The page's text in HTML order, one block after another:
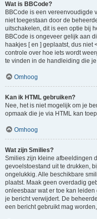
Wat is BBCode?
BBCode is een vereenvoudigde
niet toegestaan door de
uitschakelen, dit is een optie bij
BBCode is ongeveer gelijk aan
haakjes [ en ] geplaatst, dus niet
controle over hoe iets wordt
te vinden in de handleiding die
Omhoog
Kan ik HTML gebruiken?
Nee, het is niet mogelijk om je
opmaak die je via HTML kan
Omhoog
Wat zijn Smilies?
Smilies zijn kleine afbeeldingen
gevoelstoestand uit te drukken,
ongelukkig. Alle beschikbare
plaatst. Maak geen overdadig
onleesbaar wat er toe kan leiden
je bericht verwijdert. De
een bericht gebruikt mag